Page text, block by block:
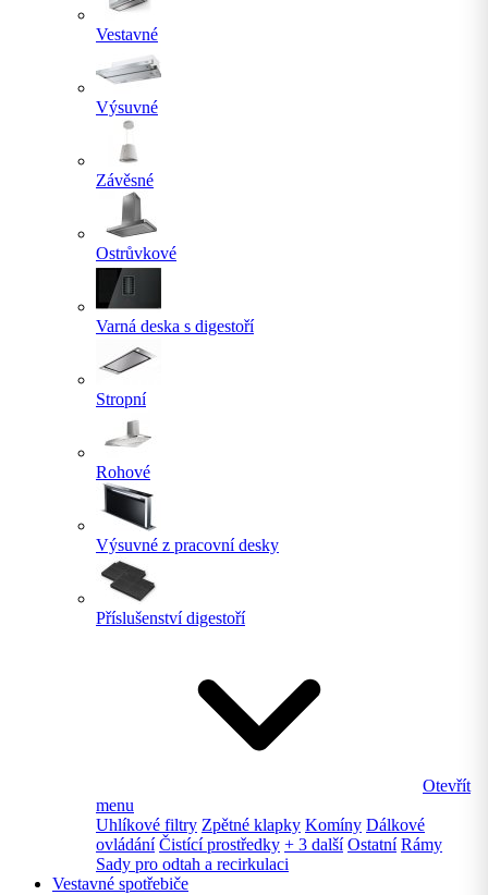
Vestavné
Výsuvné
Závěsné
Ostrůvkové
Varná deska s digestoří
Stropní
Rohové
Výsuvné z pracovní desky
Příslušenství digestoří
Otevřít
menu
Uhlíkové filtry Zpětné klapky Komíny Dálkové
ovládání Čistící prostředky + 3 další Ostatní Rámy
Sady pro odtah a recirkulaci
Vestavné spotřebiče